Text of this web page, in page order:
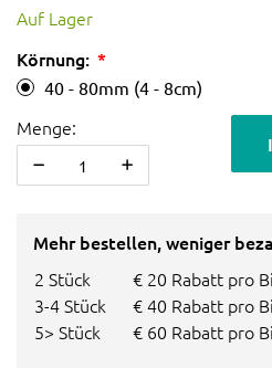
Auf Lager
Körnung:
40 - 80mm (4 - 8cm)
Menge:
Mehr bestellen, weniger
2 Stück
€ 20 Rabatt pro
3-4 Stück
€ 40 Rabatt pro
5> Stück
€ 60 Rabatt pro